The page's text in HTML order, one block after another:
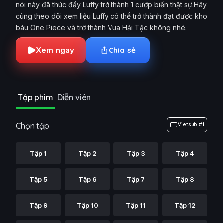
nói này đã thúc đầy Luffy trở thành 1 cướp biển thật sự.Hãy
cùng theo dõi xem liệu Luffy có thể trở thành đạt được kho
báu One Piece và trở thành Vua Hải Tặc không nhé.
Xem ngay Chia sẻ
Tập phim Diễn viên
Chọn tập Vietsub #1
Tập 1 Tập 2 Tập 3 Tập 4
Tập 5 Tập 6 Tập 7 Tập 8
Tập 9 Tập 10 Tập 11 Tập 12